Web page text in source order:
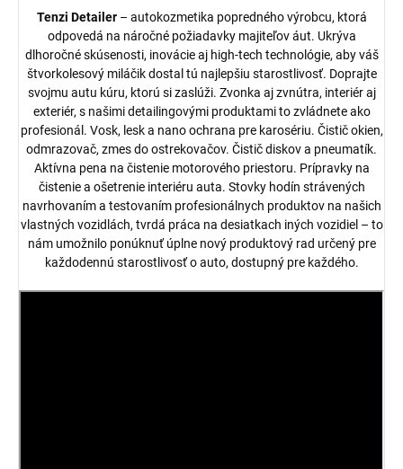
Tenzi Detailer– autokozmetika popredného výrobcu, ktorá
odpovedá na náročné požiadavky majiteľov áut. Ukrýva
dlhoročné skúsenosti, inovácie aj high-tech technológie, aby váš
štvorkolesový miláčik dostal tú najlepšiu starostlivosť. Doprajte
svojmu autu kúru, ktorú si zaslúži. Zvonka aj zvnútra, interiér aj
exteriér, s našimi detailingovými produktami to zvládnete ako
profesionál. Vosk, lesk a nano ochrana pre karosériu. Čistič okien,
odmrazovač, zmes do ostrekovačov. Čistič diskov a pneumatík.
Aktívna pena na čistenie motorového priestoru. Prípravky na
čistenie a ošetrenie interiéru auta. Stovky hodín strávených
navrhovaním a testovaním profesionálnych produktov na našich
vlastných vozidlách, tvrdá práca na desiatkach iných vozidiel – to
nám umožnilo ponúknuť úplne nový produktový rad určený pre
každodennú starostlivosť o auto, dostupný pre každého.